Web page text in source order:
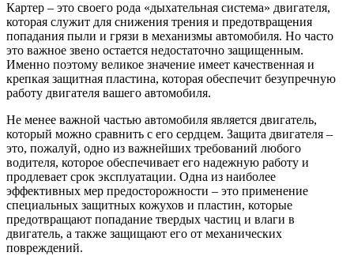
Картер – это своего рода «дыхательная система» двигателя,
которая служит для снижения трения и предотвращения
попадания пыли и грязи в механизмы автомобиля. Но часто
это важное звено остается недостаточно защищенным.
Именно поэтому великое значение имеет качественная и
крепкая защитная пластина, которая обеспечит безупречную
работу двигателя вашего автомобиля.
Не менее важной частью автомобиля является двигатель,
который можно сравнить с его сердцем. Защита двигателя –
это, пожалуй, одно из важнейших требований любого
водителя, которое обеспечивает его надежную работу и
продлевает срок эксплуатации. Одна из наиболее
эффективных мер предосторожности – это применение
специальных защитных кожухов и пластин, которые
предотвращают попадание твердых частиц и влаги в
двигатель, а также защищают его от механических
повреждений.